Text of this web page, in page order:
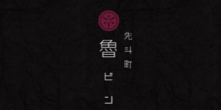
京都・先斗町の京料理・和食
「魯ビン（ろびん）」の公式ブ
京都・先斗町の京町家で美味しい季節
の京料理・和食が自慢の「魯ビン（ろ
びん）」がお店からのお知らせや、お
料理について最新情報をおとどけしま